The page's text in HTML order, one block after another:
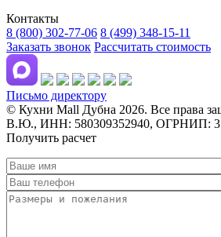
Контакты
8 (800) 302-77-06 8 (499) 348-15-11
Заказать звонок Рассчитать стоимость
Письмо директору
© Кухни Mall Дубна 2026. Все права
В.Ю., ИНН: 580309352940, ОГРНИП:
Получить расчет